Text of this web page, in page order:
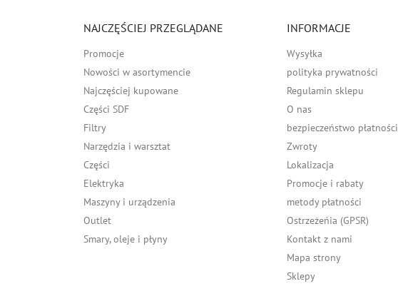
NAJCZĘŚCIEJ PRZEGLĄDANE
Promocje
Nowości w asortymencie
Najczęściej kupowane
Części SDF
Filtry
Narzędzia i warsztat
Części
Elektryka
Maszyny i urządzenia
Outlet
Smary, oleje i płyny
INFORMACJE
Wysyłka
polityka prywatności
Regulamin sklepu
O nas
bezpieczeństwo płatności
Zwroty
Lokalizacja
Promocje i rabaty
metody płatności
Ostrzeżeńia (GPSR)
Kontakt z nami
Mapa strony
Sklepy